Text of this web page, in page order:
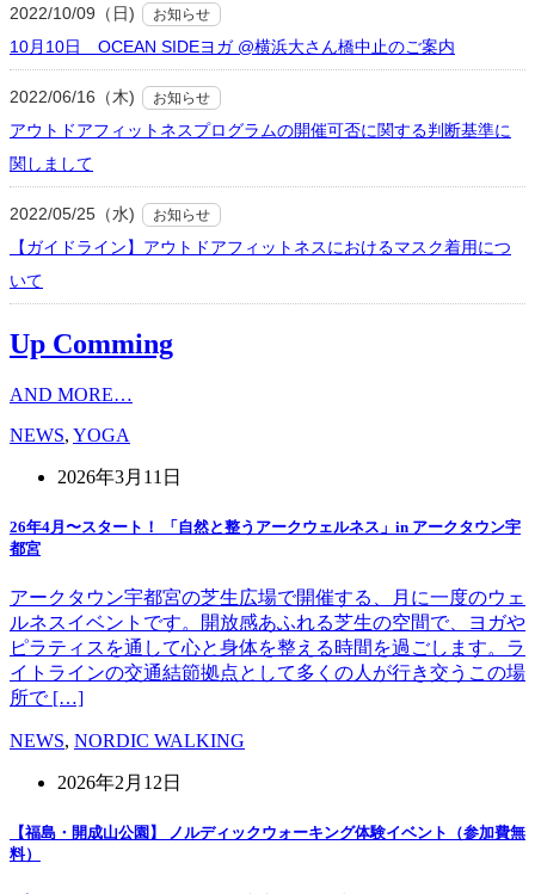
2022/10/09（日) お知らせ
10月10日 OCEAN SIDEヨガ @横浜大さん橋中止のご案内
2022/06/16（木) お知らせ
アウトドアフィットネスプログラムの開催可否に関する判断基準に
関しまして
2022/05/25（水) お知らせ
【ガイドライン】アウトドアフィットネスにおけるマスク着用につ
いて
Up Comming
AND MORE…
NEWS, YOGA
2026年3月11日
26年4月〜スタート！ 「自然と整うアークウェルネス」in アークタウン宇
都宮
アークタウン宇都宮の芝生広場で開催する、月に一度のウェ
ルネスイベントです。開放感あふれる芝生の空間で、ヨガや
ピラティスを通して心と身体を整える時間を過ごします。ラ
イトラインの交通結節拠点として多くの人が行き交うこの場
所で […]
NEWS, NORDIC WALKING
2026年2月12日
【福島・開成山公園】 ノルディックウォーキング体験イベント（参加費無
料）